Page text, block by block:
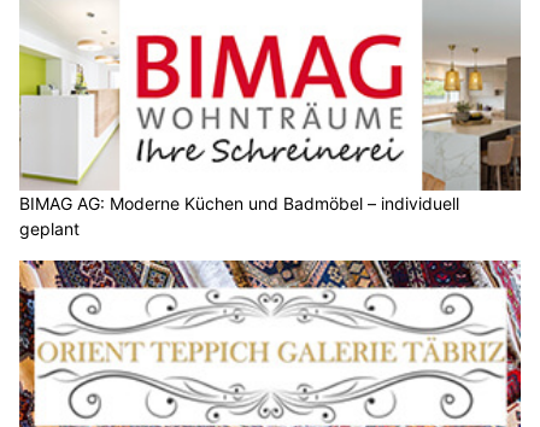
BIMAG AG: Moderne Küchen und Badmöbel – individuell
geplant